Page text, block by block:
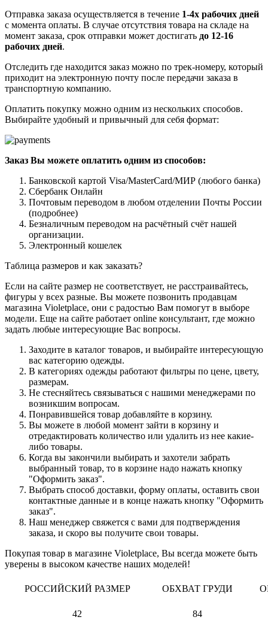
Отправка заказа осуществляется в течение 1-4х рабочих дней
с момента оплаты. В случае отсутствия товара на складе на
момент заказа, срок отправки может достигать до 12-16
рабочих дней.
Отследить где находится заказ можно по трек-номеру, который
приходит на электронную почту после передачи заказа в
транспортную компанию.
Оплатить покупку можно одним из нескольких способов.
Выбирайте удобный и привычный для себя формат:
Заказ Вы можете оплатить одним из способов:
Банковской картой Visa/MasterCard/МИР (любого банка)
Сбербанк Онлайн
Почтовым переводом в любом отделении Почты России
(подробнее)
Безналичным переводом на расчётный счёт нашей
организации.
Электронный кошелек
Таблица размеров и как заказать?
Если на сайте размер не соответствует, не расстраивайтесь,
фигуры у всех разные. Вы можете позвонить продавцам
магазина Violetplace, они с радостью Вам помогут в выборе
модели. Еще на сайте работает online консультант, где можно
задать любые интересующие Вас вопросы.
Заходите в каталог товаров, и выбирайте интересующую
вас категорию одежды.
В категориях одежды работают фильтры по цене, цвету,
размерам.
Не стесняйтесь связываться с нашими менеджерами по
возникшим вопросам.
Понравившейся товар добавляйте в корзину.
Вы можете в любой момент зайти в корзину и
отредактировать количество или удалить из нее какие-
либо товары.
Когда вы закончили выбирать и захотели забрать
выбранный товар, то в корзине надо нажать кнопку
"Оформить заказ".
Выбрать способ доставки, форму оплаты, оставить свои
контактные данные и в конце нажать кнопку "Оформить
заказ".
Наш менеджер свяжется с вами для подтверждения
заказа, и скоро вы получите свои товары.
Покупая товар в магазине Violetplace, Вы всегда можете быть
уверены в высоком качестве наших моделей!
РОССИЙСКИЙ РАЗМЕР ОБХВАТ ГРУДИ
42
84